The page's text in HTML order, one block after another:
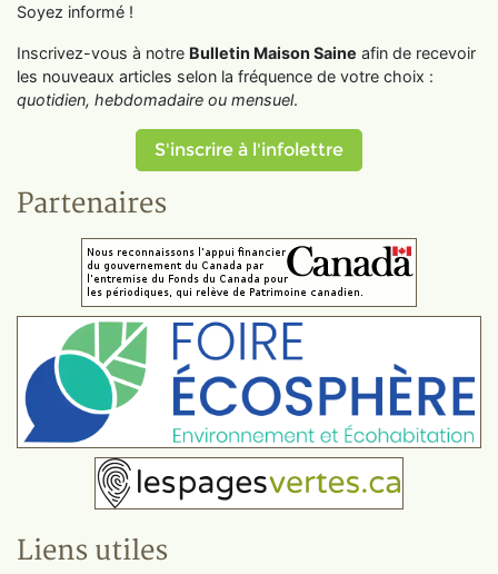
Soyez informé !
Inscrivez-vous à notre Bulletin Maison Saine afin de recevoir
les nouveaux articles selon la fréquence de votre choix :
quotidien, hebdomadaire ou mensuel.
S'inscrire à l'infolettre
Partenaires
Liens utiles